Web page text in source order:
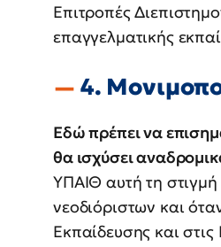
Επιτροπές
επαγγελματικής
4.
Εδώ πρέπει να
θα ισχύσει
ΥΠΑΙΘ αυτή τη στιγμή
νεοδιόριστων και
Εκπαίδευσης και